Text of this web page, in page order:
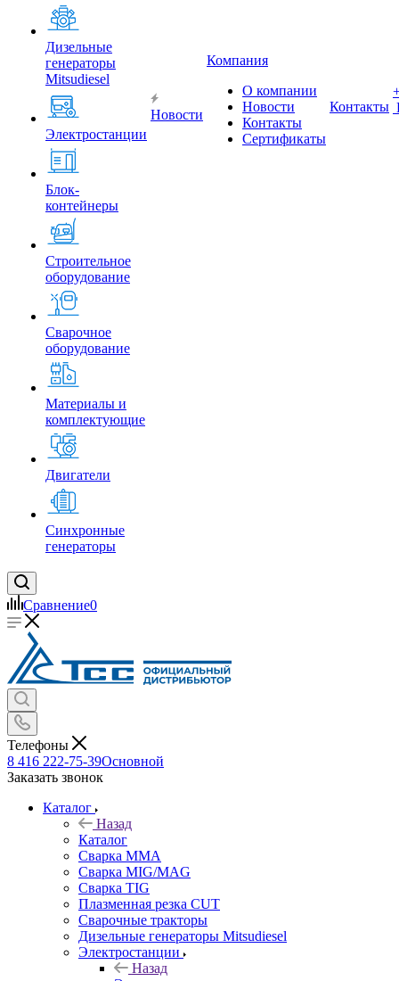
Дизельные
генераторы
Mitsudiesel
Электростанции
Блок-
контейнеры
Строительное
оборудование
Сварочное
оборудование
Материалы и
комплектующие
Двигатели
Синхронные
генераторы
Новости
Компания
О компании
Новости
Контакты
Сертификаты
Контакты
Сравнение0
Телефоны
8 416 222-75-39Основной
Заказать звонок
Каталог
Назад
Каталог
Сварка MMA
Сварка MIG/MAG
Сварка TIG
Плазменная резка CUT
Сварочные тракторы
Дизельные генераторы Mitsudiesel
Электростанции
Назад